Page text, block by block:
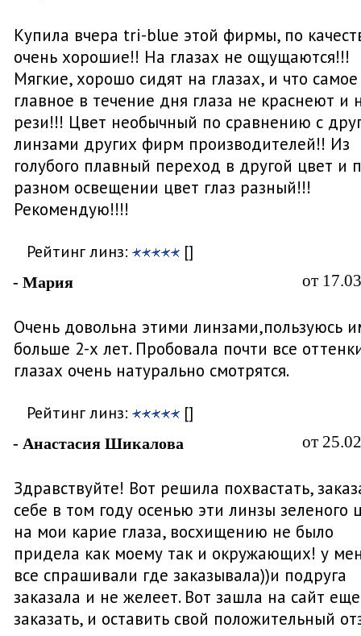
Купила вчера tri-blue этой фирмы, по
очень хорошие!! На глазах не ощущаются!!!
Мягкие, хорошо сидят на глазах, и что самое
главное в течение дня глаза не краснеют и
рези!!! Цвет необычный по сравнению с
линзами других фирм производителей!! Из
голубого плавный переход в другой цвет и
разном освещении цвет глаз разный!!!
Рекомендую!!!!
Рейтинг линз: []
- Мария от
Очень довольна этими линзами,пользуюсь
больше 2-х лет. Пробовала почти все
глазах очень натурально смотрятся.
Рейтинг линз: []
- Анастасия Шикалова от
Здравствуйте! Вот решила похвастать,
себе в том году осенью эти линзы зеленого
на мои карие глаза, восхищению не было
придела как моему так и окружающих! у
все спрашивали где заказывала))и подруга
заказала и не желеет. Вот зашла на сайт еще
заказать, и оставить свой положительный